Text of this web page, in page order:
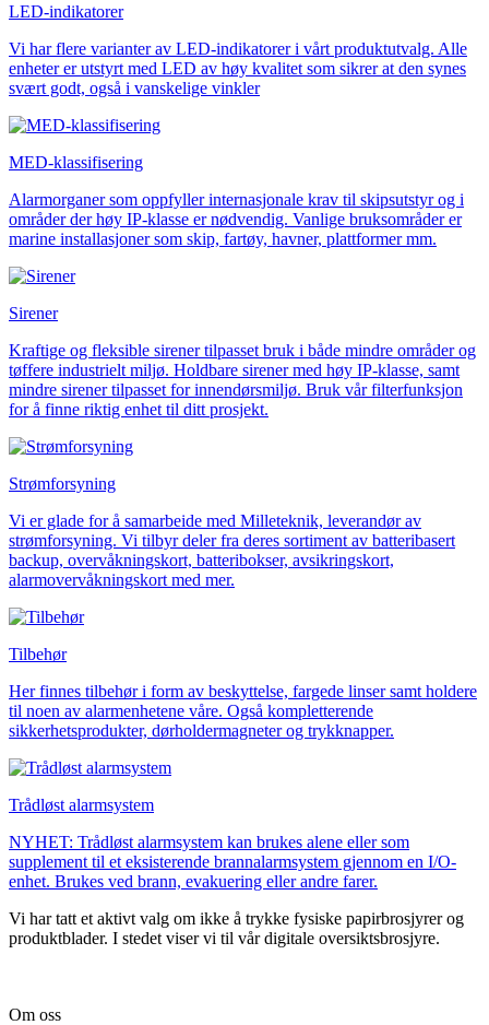
LED-indikatorer
Vi har flere varianter av LED-indikatorer i vårt produktutvalg. Alle
enheter er utstyrt med LED av høy kvalitet som sikrer at den synes
svært godt, også i vanskelige vinkler
MED-klassifisering
Alarmorganer som oppfyller internasjonale krav til skipsutstyr og i
områder der høy IP-klasse er nødvendig. Vanlige bruksområder er
marine installasjoner som skip, fartøy, havner, plattformer mm.
Sirener
Kraftige og fleksible sirener tilpasset bruk i både mindre områder og
tøffere industrielt miljø. Holdbare sirener med høy IP-klasse, samt
mindre sirener tilpasset for innendørsmiljø. Bruk vår filterfunksjon
for å finne riktig enhet til ditt prosjekt.
Strømforsyning
Vi er glade for å samarbeide med Milleteknik, leverandør av
strømforsyning. Vi tilbyr deler fra deres sortiment av batteribasert
backup, overvåkningskort, batteribokser, avsikringskort,
alarmovervåkningskort med mer.
Tilbehør
Her finnes tilbehør i form av beskyttelse, fargede linser samt holdere
til noen av alarmenhetene våre. Også kompletterende
sikkerhetsprodukter, dørholdermagneter og trykknapper.
Trådløst alarmsystem
NYHET: Trådløst alarmsystem kan brukes alene eller som
supplement til et eksisterende brannalarmsystem gjennom en I/O-
enhet. Brukes ved brann, evakuering eller andre farer.
Vi har tatt et aktivt valg om ikke å trykke fysiske papirbrosjyrer og
produktblader. I stedet viser vi til vår digitale oversiktsbrosjyre.
Om oss